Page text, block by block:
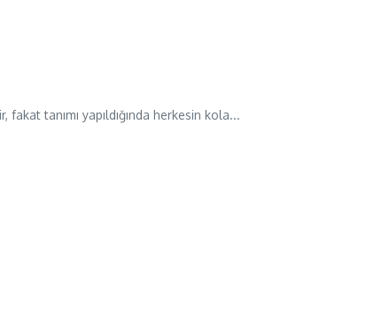
tanımı yapıldığında herkesin kola...